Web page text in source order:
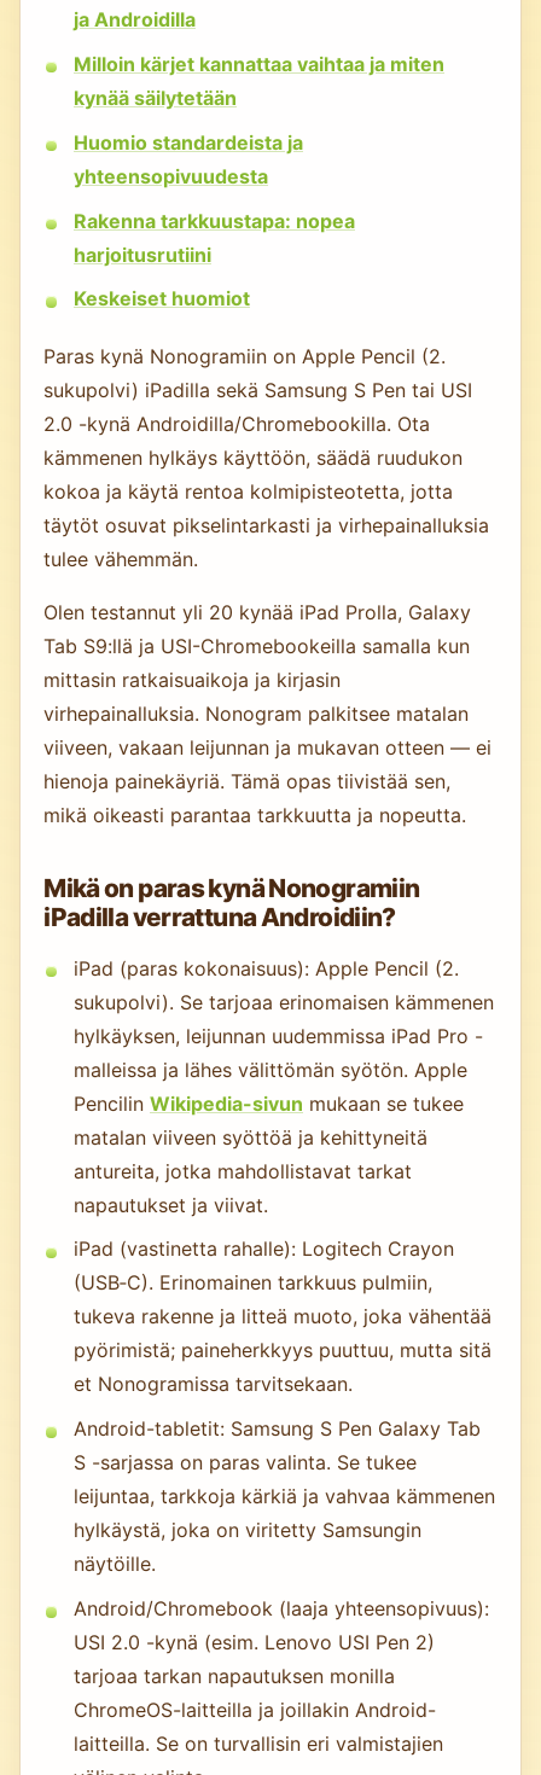
ja Androidilla
Milloin kärjet kannattaa vaihtaa ja miten
kynää säilytetään
Huomio standardeista ja
yhteensopivuudesta
Rakenna tarkkuustapa: nopea
harjoitusrutiini
Keskeiset huomiot
Paras kynä Nonogramiin on Apple Pencil (2.
sukupolvi) iPadilla sekä Samsung S Pen tai USI
2.0 -kynä Androidilla/Chromebookilla. Ota
kämmenen hylkäys käyttöön, säädä ruudukon
kokoa ja käytä rentoa kolmipisteotetta, jotta
täytöt osuvat pikselintarkasti ja virhepainalluksia
tulee vähemmän.
Olen testannut yli 20 kynää iPad Prolla, Galaxy
Tab S9:llä ja USI-Chromebookeilla samalla kun
mittasin ratkaisuaikoja ja kirjasin
virhepainalluksia. Nonogram palkitsee matalan
viiveen, vakaan leijunnan ja mukavan otteen — ei
hienoja painekäyriä. Tämä opas tiivistää sen,
mikä oikeasti parantaa tarkkuutta ja nopeutta.
Mikä on paras kynä Nonogramiin
iPadilla verrattuna Androidiin?
iPad (paras kokonaisuus): Apple Pencil (2.
sukupolvi). Se tarjoaa erinomaisen kämmenen
hylkäyksen, leijunnan uudemmissa iPad Pro -
malleissa ja lähes välittömän syötön. Apple
Pencilin Wikipedia-sivun mukaan se tukee
matalan viiveen syöttöä ja kehittyneitä
antureita, jotka mahdollistavat tarkat
napautukset ja viivat.
iPad (vastinetta rahalle): Logitech Crayon
(USB‑C). Erinomainen tarkkuus pulmiin,
tukeva rakenne ja litteä muoto, joka vähentää
pyörimistä; paineherkkyys puuttuu, mutta sitä
et Nonogramissa tarvitsekaan.
Android-tabletit: Samsung S Pen Galaxy Tab
S -sarjassa on paras valinta. Se tukee
leijuntaa, tarkkoja kärkiä ja vahvaa kämmenen
hylkäystä, joka on viritetty Samsungin
näytöille.
Android/Chromebook (laaja yhteensopivuus):
USI 2.0 -kynä (esim. Lenovo USI Pen 2)
tarjoaa tarkan napautuksen monilla
ChromeOS-laitteilla ja joillakin Android-
laitteilla. Se on turvallisin eri valmistajien